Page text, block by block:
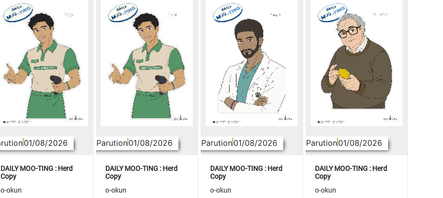
01/08/2026
DAILY MOO-TING : Herd
Copy
o-okun
Parution01/08/2026
DAILY MOO-TING : Herd
Copy
o-okun
Parution01/08/2026
DAILY MOO-TING : Herd
Copy
o-okun
Parution01/08/2026
DAILY MOO-TING : Herd
Copy
o-okun